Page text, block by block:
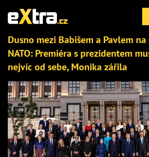
Dusno mezi Babišem a Pavlem
NATO: Premiéra s prezidentem
nejvíc od sebe, Monika zářila